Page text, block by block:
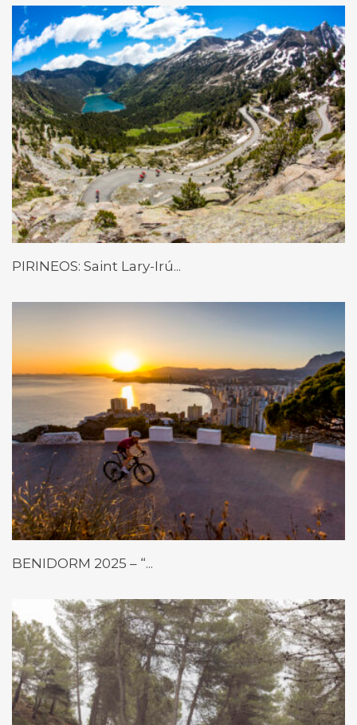
PIRINEOS: Saint Lary-Irú...
BENIDORM 2025 – “...